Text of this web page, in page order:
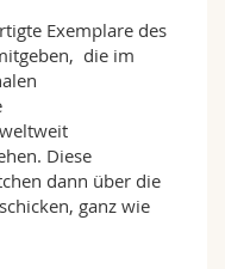
Exemplare des
die im
Diese
dann über die
ganz wie